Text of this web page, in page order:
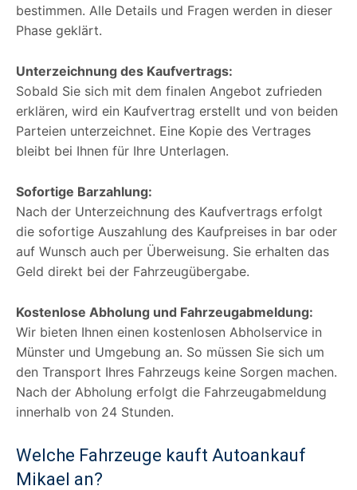
bestimmen. Alle Details und Fragen werden in dieser
Phase geklärt.
Unterzeichnung des Kaufvertrags:
Sobald Sie sich mit dem finalen Angebot zufrieden
erklären, wird ein Kaufvertrag erstellt und von beiden
Parteien unterzeichnet. Eine Kopie des Vertrages
bleibt bei Ihnen für Ihre Unterlagen.
Sofortige Barzahlung:
Nach der Unterzeichnung des Kaufvertrags erfolgt
die sofortige Auszahlung des Kaufpreises in bar oder
auf Wunsch auch per Überweisung. Sie erhalten das
Geld direkt bei der Fahrzeugübergabe.
Kostenlose Abholung und Fahrzeugabmeldung:
Wir bieten Ihnen einen kostenlosen Abholservice in
Münster und Umgebung an. So müssen Sie sich um
den Transport Ihres Fahrzeugs keine Sorgen machen.
Nach der Abholung erfolgt die Fahrzeugabmeldung
innerhalb von 24 Stunden.
Welche Fahrzeuge kauft Autoankauf
Mikael an?